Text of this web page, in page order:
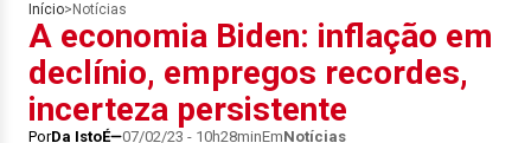
Início> Notícias
A economia Biden: inflação em
declínio, empregos recordes,
incerteza persistente
PorDa IstoÉ 07/02/23 - 10h28minEmNotícias